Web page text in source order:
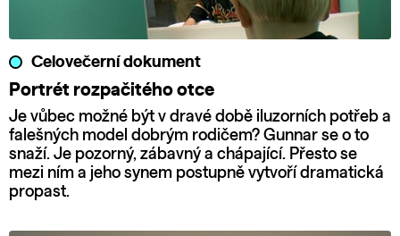
Celovečerní dokument
Portrét rozpačitého otce
Je vůbec možné být v dravé době iluzorních potřeb a
falešných model dobrým rodičem? Gunnar se o to
snaží. Je pozorný, zábavný a chápající. Přesto se
mezi ním a jeho synem postupně vytvoří dramatická
propast.